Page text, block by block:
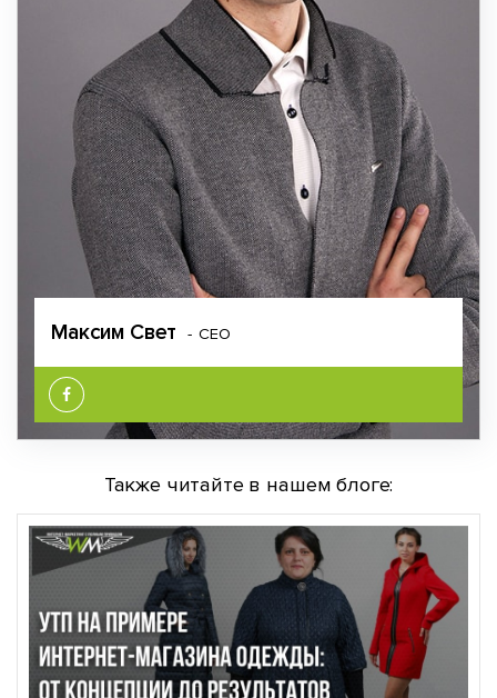
Максим Свет CEO
Также читайте в нашем блоге: